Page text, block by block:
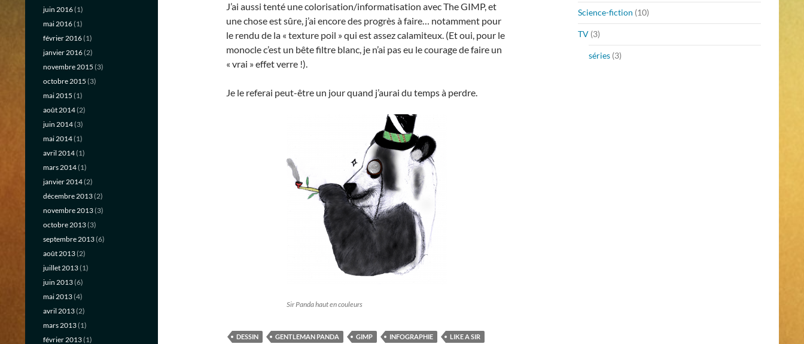
J’ai aussi tenté une colorisation/informatisation avec The GIMP, et
une chose est sûre, j’ai encore des progrès à faire… notamment pour
le rendu de la « texture poil » qui est assez calamiteux. (Et oui, pour le
monocle c’est un bête filtre blanc, je n’ai pas eu le courage de faire un
« vrai » effet verre !).
Je le referai peut-être un jour quand j’aurai du temps à perdre.
Sir Panda haut en couleurs
DESSIN GENTLEMAN PANDA GIMP INFOGRAPHIE LIKE A SIR
Science-fiction (10)
TV (3)
séries (3)
juin 2016(1)
mai 2016(1)
février 2016(1)
janvier 2016(2)
novembre 2015 (3)
octobre 2015 (3)
mai 2015 (1)
août 2014(2)
juin 2014(3)
mai 2014(1)
avril 2014(1)
mars 2014(1)
janvier 2014(2)
décembre 2013(2)
novembre 2013(3)
octobre 2013(3)
septembre 2013(6)
août 2013(2)
juillet 2013(1)
juin 2013(6)
mai 2013(4)
avril 2013(2)
mars 2013(1)
février 2013(1)